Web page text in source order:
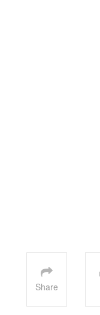
Share